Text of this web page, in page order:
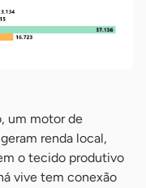
um motor de
renda local,
o tecido produtivo
vive tem conexão